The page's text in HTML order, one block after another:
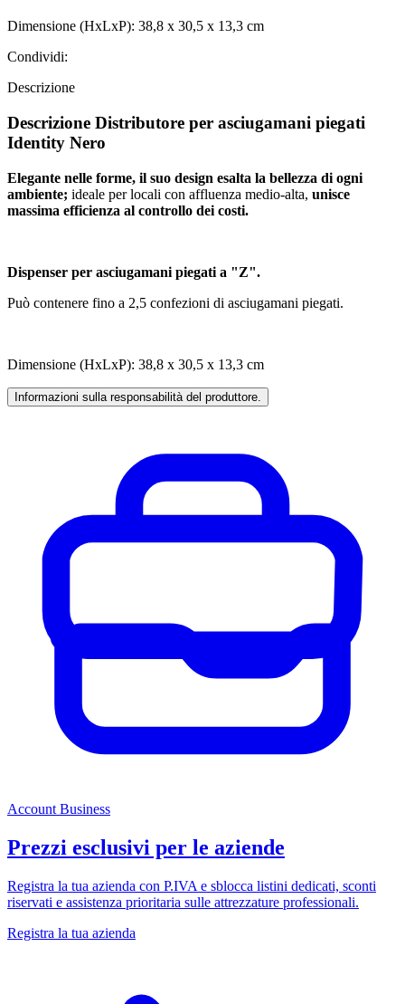
Dimensione (HxLxP): 38,8 x 30,5 x 13,3 cm
Condividi:
Descrizione
Descrizione Distributore per asciugamani piegati
Identity Nero
Elegante nelle forme, il suo design esalta la bellezza di ogni
ambiente; ideale per locali con affluenza medio-alta, unisce
massima efficienza al controllo dei costi.
Dispenser per asciugamani piegati a "Z".
Può contenere fino a 2,5 confezioni di asciugamani piegati.
Dimensione (HxLxP): 38,8 x 30,5 x 13,3 cm
Informazioni sulla responsabilità del produttore.
Account Business
Prezzi esclusivi per le aziende
Registra la tua azienda con P.IVA e sblocca listini dedicati, sconti
riservati e assistenza prioritaria sulle attrezzature professionali.
Registra la tua azienda